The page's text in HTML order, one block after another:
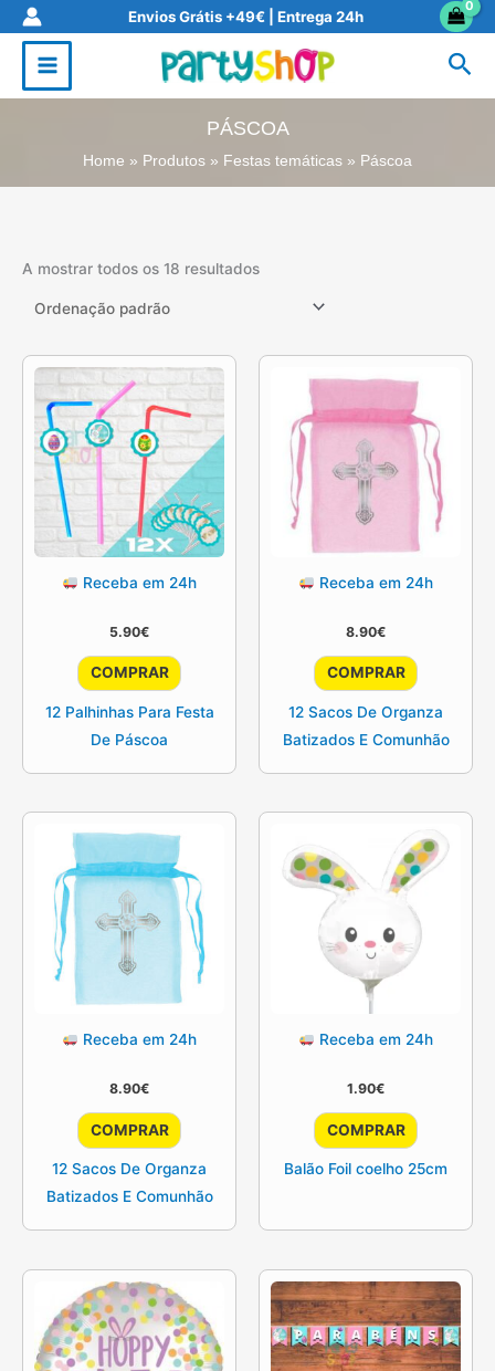
Skip
content
Envios Grátis +49€ | Entrega 24h
PÁSCOA
Home Produtos Festas temáticas Páscoa
A mostrar todos os 18 resultados
Receba em 24h
5.90€
COMPRAR
12 Palhinhas Para Festa
De Páscoa
Receba em 24h
8.90€
COMPRAR
12 Sacos De Organza
Batizados E Comunhão
Receba em 24h
8.90€
COMPRAR
12 Sacos De Organza
Batizados E Comunhão
Receba em 24h
1.90€
COMPRAR
Balão Foil coelho 25cm